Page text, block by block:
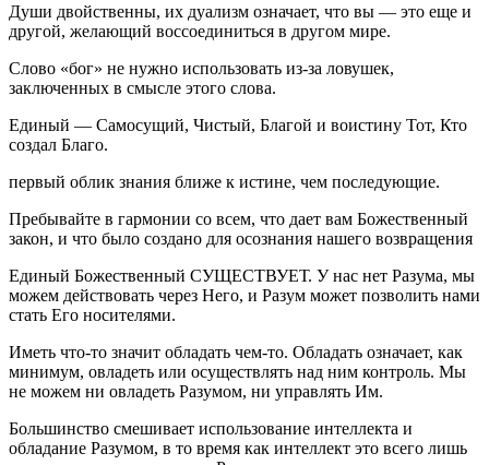
Души двойственны, их дуализм означает, что вы — это еще и
другой, желающий воссоединиться в другом мире.
Слово «бог» не нужно использовать из-за ловушек,
заключенных в смысле этого слова.
Единый — Самосущий, Чистый, Благой и воистину Тот, Кто
создал Благо.
первый облик знания ближе к истине, чем последующие.
Пребывайте в гармонии со всем, что дает вам Божественный
закон, и что было создано для осознания нашего возвращения
Единый Божественный СУЩЕСТВУЕТ. У нас нет Разума, мы
можем действовать через Него, и Разум может позволить нами
стать Его носителями.
Иметь что-то значит обладать чем-то. Обладать означает, как
минимум, овладеть или осуществлять над ним контроль. Мы
не можем ни овладеть Разумом, ни управлять Им.
Большинство смешивает использование интеллекта и
обладание Разумом, в то время как интеллект это всего лишь